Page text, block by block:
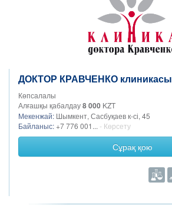
ДОКТОР КРАВЧЕНКО клиникасы
Көпсалалы
Алғашқы қабалдау8 000 KZT
Мекенжай: Шымкент, Сасбуқаев к-сі, 45
Байланыс: +7 776 001... - Көрсету
Сұрақ қою